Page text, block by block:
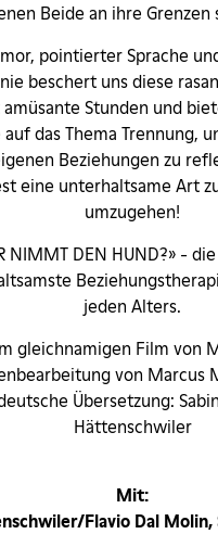
Beide an ihre Grenzen
pointierter Sprache
beschert uns diese
amüsante Stunden und
auf das Thema Trennung,
Beziehungen zu
eine unterhaltsame Art
umzugehen!
NIMMT DEN HUND?» -
jeden Alters.
gleichnamigen Film von
von Marcus
Übersetzung:
Hättenschwiler
Mit:
Flavio Dal Molin,